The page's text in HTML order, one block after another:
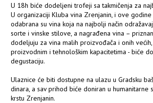
U 18h biće dodeljeni trofeji sa takmičenja za
U organizaciji Kluba vina Zrenjanin, i ove godine
odabrana su vina koja na najbolji način
sorte i vinske stilove, a nagrađena vina –
dodeljuju za vina malih proizvođača i onih većih,
proizvodnim i tehnološkim kapacitetima - biće
degustaciju.
Ulaznice će biti dostupne na ulazu u Gradsku
dinara, a sav prihod biće doniran u humanitarne
krstu Zrenjanin.